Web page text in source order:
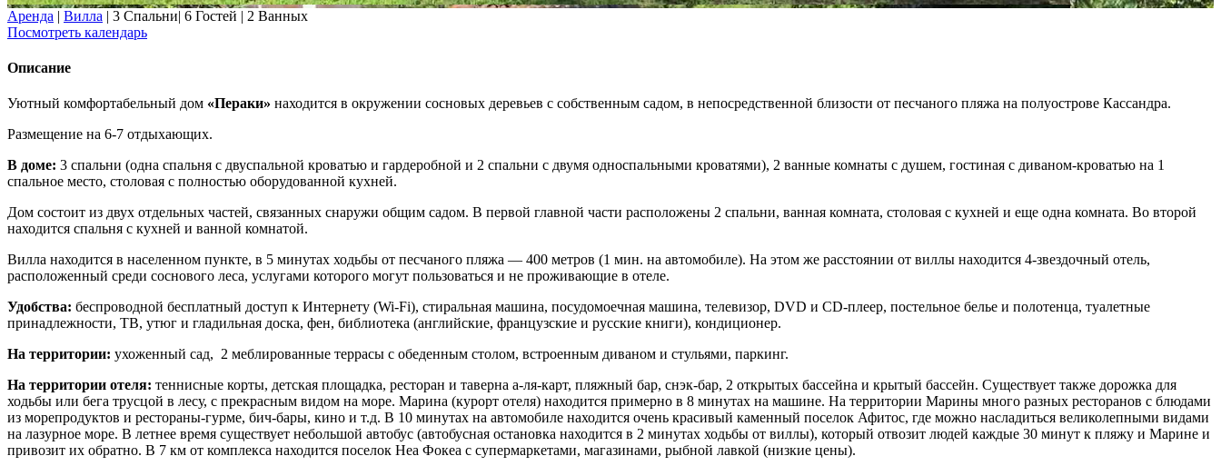
Аренда | Вилла | 3 Спальни| 6 Гостей | 2 Ванных
Посмотреть календарь
Описание
Уютный комфортабельный дом «Пераки» находится в окружении сосновых деревьев с собственным садом, в непосредственной близости от песчаного пляжа на полуострове Кассандра.
Размещение на 6-7 отдыхающих.
В доме: 3 спальни (одна спальня с двуспальной кроватью и гардеробной и 2 спальни с двумя односпальными кроватями), 2 ванные комнаты с душем, гостиная с диваном-кроватью на 1
спальное место, столовая с полностью оборудованной кухней.
Дом состоит из двух отдельных частей, связанных снаружи общим садом. В первой главной части расположены 2 спальни, ванная комната, столовая с кухней и еще одна комната. Во второй
находится спальня с кухней и ванной комнатой.
Вилла находится в населенном пункте, в 5 минутах ходьбы от песчаного пляжа — 400 метров (1 мин. на автомобиле). На этом же расстоянии от виллы находится 4-звездочный отель,
расположенный среди соснового леса, услугами которого могут пользоваться и не проживающие в отеле.
Удобства: беспроводной бесплатный доступ к Интернету (Wi-Fi), стиральная машина, посудомоечная машина, телевизор, DVD и CD-плеер, постельное белье и полотенца, туалетные
принадлежности, ТВ, утюг и гладильная доска, фен, библиотека (английские, французские и русские книги), кондиционер.
На территории: ухоженный сад, 2 меблированные террасы с обеденным столом, встроенным диваном и стульями, паркинг.
На территории отеля: теннисные корты, детская площадка, ресторан и таверна а-ля-карт, пляжный бар, снэк-бар, 2 открытых бассейна и крытый бассейн. Существует также дорожка для
ходьбы или бега трусцой в лесу, с прекрасным видом на море. Марина (курорт отеля) находится примерно в 8 минутах на машине. На территории Марины много разных ресторанов с блюдами
из морепродуктов и рестораны-гурме, бич-бары, кино и т.д. В 10 минутах на автомобиле находится очень красивый каменный поселок Афитос, где можно насладиться великолепными видами
на лазурное море. В летнее время существует небольшой автобус (автобусная остановка находится в 2 минутах ходьбы от виллы), который отвозит людей каждые 30 минут к пляжу и Марине и
привозит их обратно. В 7 км от комплекса находится поселок Неа Фокеа с супермаркетами, магазинами, рыбной лавкой (низкие цены).